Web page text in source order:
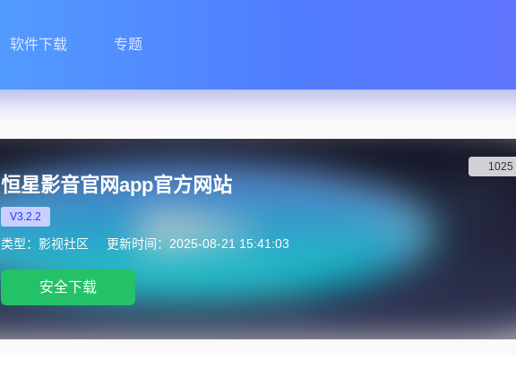
软件下载 专题
恒星影音官网app官方网站
V3.2.2
类型：影视社区 更新时间：2025-08-21 15:41:03
安全下载
1025